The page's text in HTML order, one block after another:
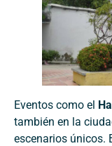
Eventos como el
también en la
escenarios únicos.